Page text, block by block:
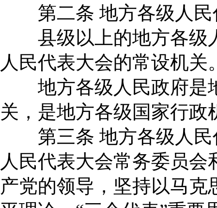
第二条 地方各级人民
县级以上的地方各级
人民代表大会的常设机关
地方各级人民政府是
关，是地方各级国家行政
第三条 地方各级人民
人民代表大会常务委员
产党的领导，坚持以马